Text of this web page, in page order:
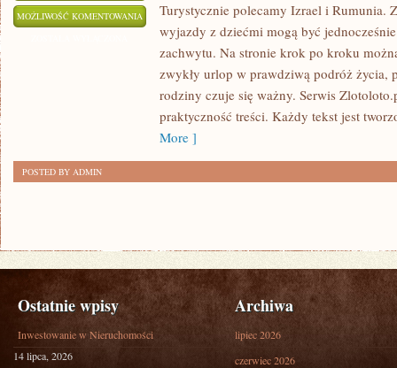
MOŻLIWOŚĆ KOMENTOWANIA PORTUGALIA
MACEDONIA
PÓŁNOCNA
Turystycznie polecamy Izrael i Rumunia.
wyjazdy z dziećmi mogą być
zachwytu. Na stronie krok po kroku
zwykły urlop w prawdziwą podróż życia,
rodziny czuje się ważny. Serwis
praktyczność treści. Każdy tekst jest
More ]
POSTED BY ADMIN
Ostatnie wpisy
Inwestowanie w Nieruchomości
14 lipca, 2026
Archiwa
lipiec 2026
czerwiec 2026